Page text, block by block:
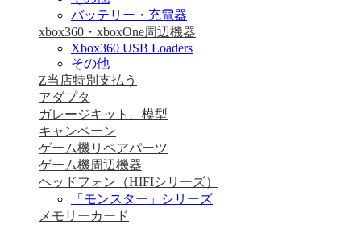
バッテリー・充電器
xbox360・xboxOne周辺機器
Xbox360 USB Loaders
その他
Z当店特別支払う
アダプタ
ガレージキット、模型
キャンペーン
ゲーム機リペアパーツ
ゲーム機周辺機器
ヘッドフォン（HIFIシリーズ）
「モンスター」シリーズ
メモリーカード